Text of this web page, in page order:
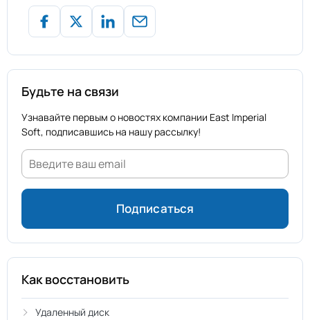
Будьте на связи
Узнавайте первым о новостях компании East Imperial
Soft, подписавшись на нашу рассылку!
Как восстановить
Удаленный диск